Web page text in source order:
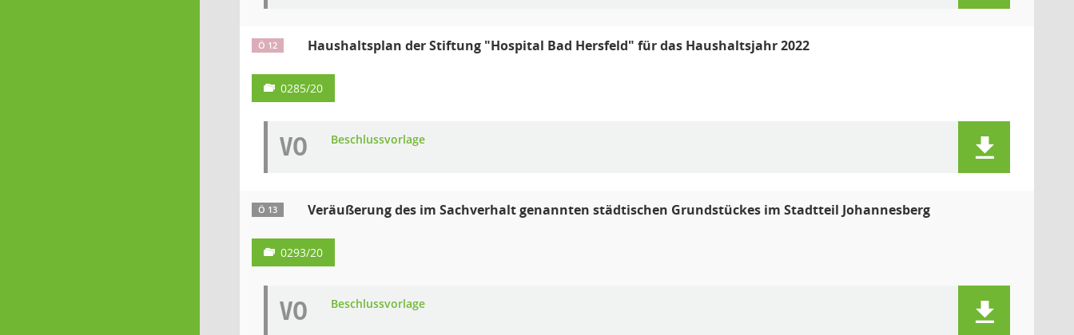
Ö 12 Haushaltsplan der Stiftung "Hospital Bad Hersfeld" für das Haushaltsjahr 2022
0285/20
VO Beschlussvorlage
Ö 13 Veräußerung des im Sachverhalt genannten städtischen Grundstückes im Stadtteil Johannesberg
0293/20
VO Beschlussvorlage